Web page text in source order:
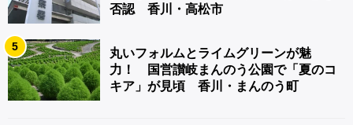
否認 香川・高松市
5
丸いフォルムとライムグリーンが魅
力！ 国営讃岐まんのう公園で「夏のコ
キア」が見頃 香川・まんのう町